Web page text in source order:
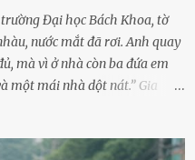
Đại học Bách Khoa, tờ
nước mắt đã rơi. Anh quay
mà vì ở nhà còn ba đứa em
một mái nhà dột nát.” Gia
đôi vai gầy guộc của bà nội –